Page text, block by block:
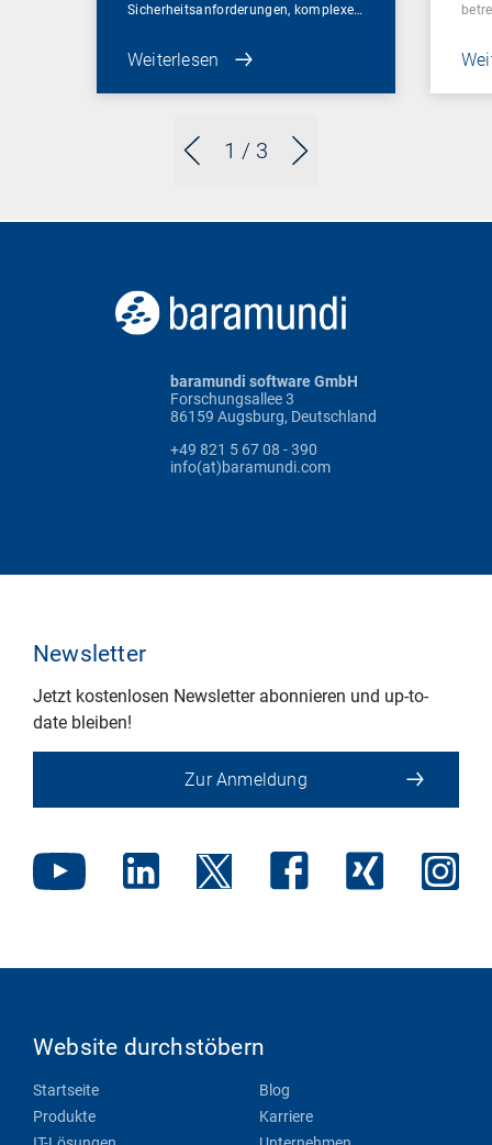
1 / 3
Sicherheitsanforderungen, komplexe…
Weiterlesen
baramundi software GmbH
Forschungsallee 3
86159 Augsburg, Deutschland
+49 821 5 67 08 - 390
info(at)baramundi.com
Newsletter
Jetzt kostenlosen Newsletter abonnieren und up-to-
date bleiben!
Zur Anmeldung
Website durchstöbern
Startseite
Produkte
Blog
Karriere